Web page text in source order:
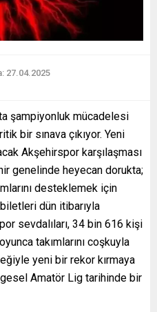
27.04.2025
şampiyonluk mücadelesi
bir sınava çıkıyor. Yeni
Akşehirspor karşılaşması
genelinde heyecan dorukta;
desteklemek için
dün itibarıyla
sevdalıları, 34 bin 616 kişi
takımlarını coşkuyla
yeni bir rekor kırmaya
Amatör Lig tarihinde bir